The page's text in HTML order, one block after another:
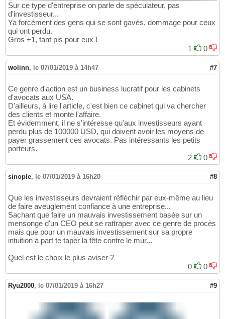
Sur ce type d'entreprise on parle de spéculateur, pas
d'investisseur...
Ya forcément des gens qui se sont gavés, dommage pour ceux
qui ont perdu.
Gros +1, tant pis pour eux !
1
0
wolinn, le 07/01/2019 à 14h47 #7
Ce genre d'action est un business lucratif pour les cabinets
d'avocats aux USA.
D'ailleurs, à lire l'article, c'est bien ce cabinet qui va chercher
des clients et monte l'affaire.
Et évidemment, il ne s'intéresse qu'aux investisseurs ayant
perdu plus de 100000 USD, qui doivent avoir les moyens de
payer grassement ces avocats. Pas intéressants les petits
porteurs.
2
0
sinople, le 07/01/2019 à 16h20 #8
Que les investisseurs devraient réfléchir par eux-même au lieu
de faire aveuglement confiance à une entreprise...
Sachant que faire un mauvais investissement basée sur un
mensonge d'un CEO peut se rattraper avec ce genre de procès
mais que pour un mauvais investissement sur sa propre
intuition à part te taper la tête contre le mur...
Quel est le choix le plus aviser ?
0
0
Ryu2000, le 07/01/2019 à 16h27 #9